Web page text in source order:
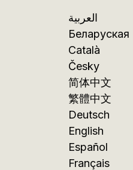
العربية
Беларуская
Català
Česky
简体中文
繁體中文
Deutsch
English
Español
Français